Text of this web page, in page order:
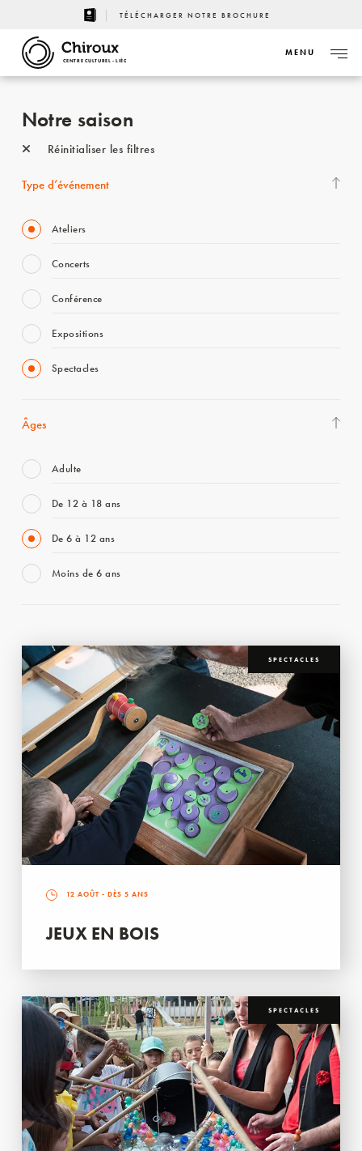
TÉLÉCHARGER NOTRE BROCHURE
CENTRE CULTUREL - LIÈGE
MENU
Notre saison
Réinitialiser les filtres
Type d’événement
Ateliers
Concerts
Conférence
Expositions
Spectacles
Âges
Adulte
De 12 à 18 ans
De 6 à 12 ans
Moins de 6 ans
SPECTACLES
12 AOÛT - DÈS 5 ANS
JEUX EN BOIS
SPECTACLES